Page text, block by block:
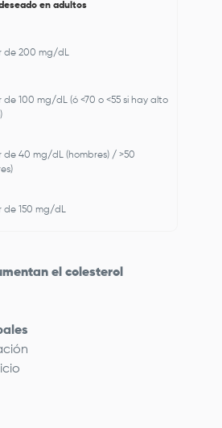
en adultos
de 200 mg/dL
de 100 mg/dL(ó<70 o <55 si hay alto
de 40 mg/dL(hombres) / >50
de 150 mg/dL
el colesterol